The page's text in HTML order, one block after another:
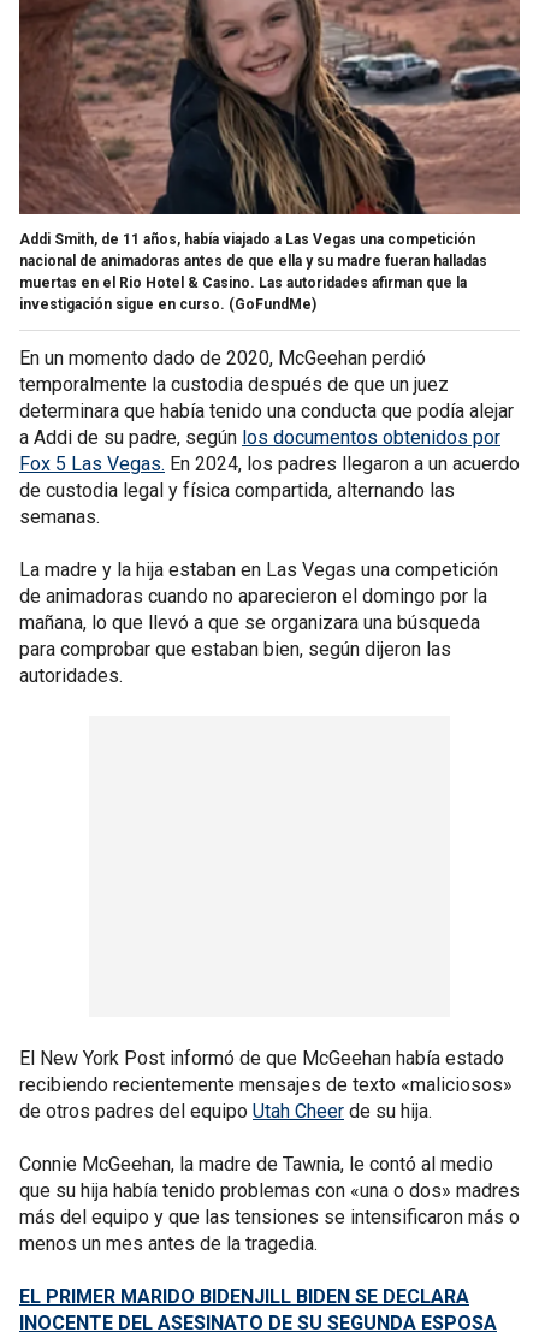
Addi Smith, de 11 años, había viajado a Las Vegas una competición
nacional de animadoras antes de que ella y su madre fueran halladas
muertas en el Rio Hotel & Casino. Las autoridades afirman que la
investigación sigue en curso. (GoFundMe)
En un momento dado de 2020, McGeehan perdió
temporalmente la custodia después de que un juez
determinara que había tenido una conducta que podía alejar
a Addi de su padre, según los documentos obtenidos por
Fox 5 Las Vegas. En 2024, los padres llegaron a un acuerdo
de custodia legal y física compartida, alternando las
semanas.
La madre y la hija estaban en Las Vegas una competición
de animadoras cuando no aparecieron el domingo por la
mañana, lo que llevó a que se organizara una búsqueda
para comprobar que estaban bien, según dijeron las
autoridades.
El New York Post informó de que McGeehan había estado
recibiendo recientemente mensajes de texto «maliciosos»
de otros padres del equipo Utah Cheer de su hija.
Connie McGeehan, la madre de Tawnia, le contó al medio
que su hija había tenido problemas con «una o dos» madres
más del equipo y que las tensiones se intensificaron más o
menos un mes antes de la tragedia.
EL PRIMER MARIDO BIDENJILL BIDEN SE DECLARA
INOCENTE DEL ASESINATO DE SU SEGUNDA ESPOSA